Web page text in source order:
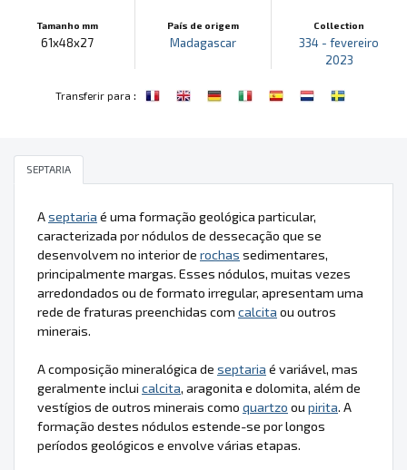
Tamanho mm
61x48x27
País de origem
Madagascar
Collection
334 - fevereiro
2023
Transferir para :
SEPTARIA
Aseptaria é uma formação geológica particular,
caracterizada por nódulos de dessecação que se
desenvolvem no interior de rochas sedimentares,
principalmente margas. Esses nódulos, muitas vezes
arredondados ou de formato irregular, apresentam uma
rede de fraturas preenchidas com calcita ou outros
minerais.
A composição mineralógica de septaria é variável, mas
geralmente inclui calcita, aragonita e dolomita, além de
vestígios de outros minerais como quartzo ou pirita. A
formação destes nódulos estende-se por longos
períodos geológicos e envolve várias etapas.